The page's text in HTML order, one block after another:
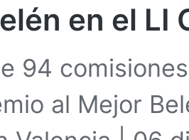
en el LI
94
al Mejor